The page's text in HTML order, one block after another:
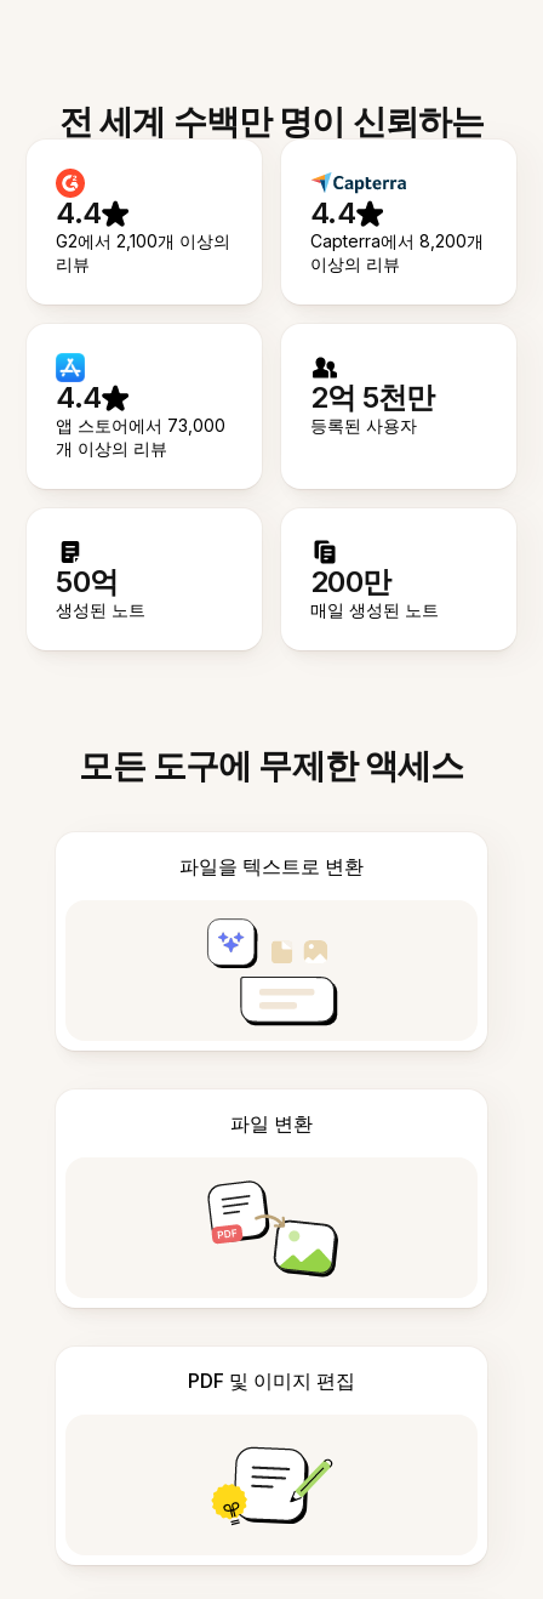
전 세계 수백만 명이 신뢰하는
4.4
G2에서 2,100개 이상의
리뷰
4.4
Capterra에서 8,200개
이상의 리뷰
4.4
앱 스토어에서 73,000
개 이상의 리뷰
2억 5천만
등록된 사용자
50억
생성된 노트
200만
매일 생성된 노트
모든 도구에 무제한 액세스
파일을 텍스트로 변환
파일 변환
PDF 및 이미지 편집